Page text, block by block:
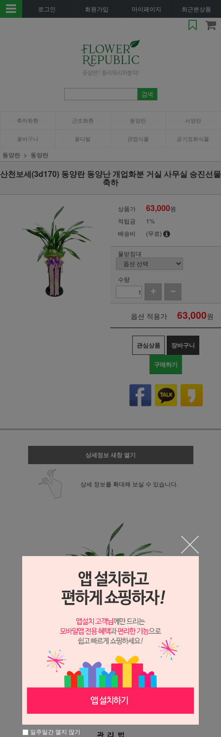
로그인 회원가입 마이페이지 최근본상품
축하화환 근조화환 동양란 서양란
꽃바구니 꽃다발 관엽식물 공기정화식물
동양란 동양란
산천보세(3d170) 동양란 동양난 개업화분 거실 사무실 승진선물
축하
상품가 63,000원
적립금
1%
배송비
(무료)
물받침대
수량
옵션 적용가 63,000원
관심상품 장바구니
구매하기
상세정보 새창 열기
상세 정보를 확대해 보실 수 있습니다.
일주일간 열지 않기